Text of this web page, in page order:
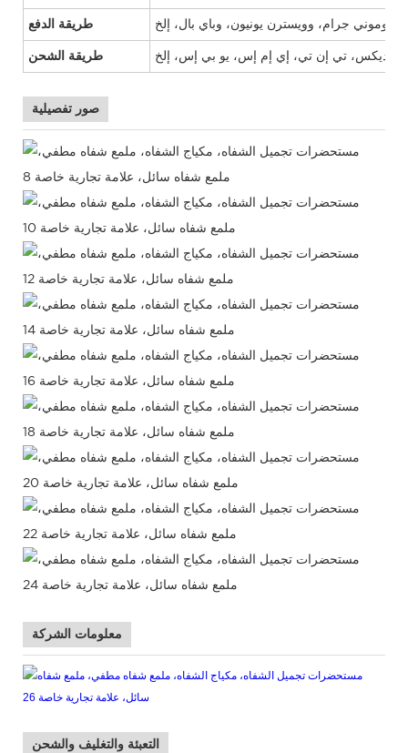
طريقة الدفع
طريقة الشحن
صور تفصيلية
معلومات الشركة
التعبئة والتغليف والشحن